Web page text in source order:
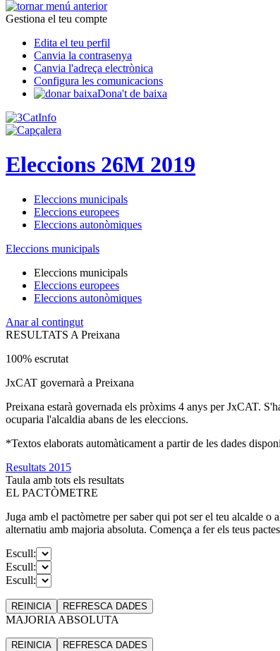
Gestiona el teu compte
Edita el teu perfil
Canvia la contrasenya
Canvia l'adreça electrònica
Configura les comunicacions
Dona't de baixa
Eleccions 26M 2019
Eleccions municipals
Eleccions europees
Eleccions autonòmiques
Eleccions municipals
Eleccions municipals
Eleccions europees
Eleccions autonòmiques
Anar al contingut
RESULTATS A Preixana
100% escrutat
JxCAT governarà a Preixana
Preixana estarà governada els pròxims 4 anys per JxCAT.
ocuparia l'alcaldia abans de les eleccions.
*Textos elaborats automàticament a partir de les dades
Resultats 2015
Taula amb tots els resultats
EL PACTÒMETRE
Juga amb el pactòmetre per saber qui pot ser el teu alcalde
alternatiu amb majoria absoluta. Comença a fer els teus
Escull:
Escull:
Escull:
REINICIA REFRESCA DADES
MAJORIA ABSOLUTA
REINICIA REFRESCA DADES